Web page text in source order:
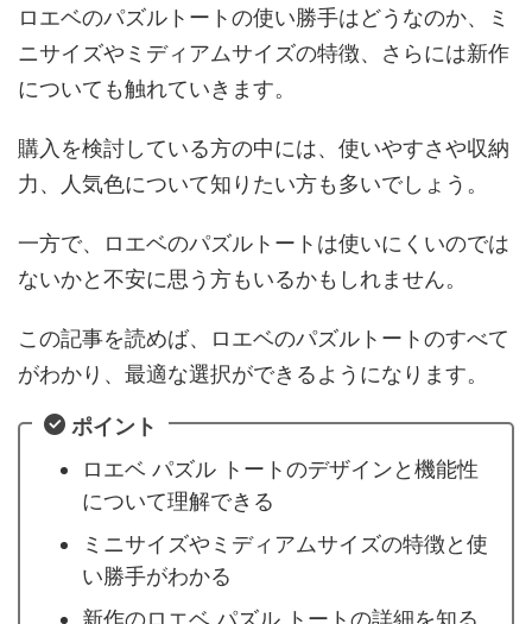
ロエベのパズルトートの使い勝手はどうなのか、ミ
ニサイズやミディアムサイズの特徴、さらには新作
についても触れていきます。
購入を検討している方の中には、使いやすさや収納
力、人気色について知りたい方も多いでしょう。
一方で、ロエベのパズルトートは使いにくいのでは
ないかと不安に思う方もいるかもしれません。
この記事を読めば、ロエベのパズルトートのすべて
がわかり、最適な選択ができるようになります。
ポイント
ロエベ パズル トートのデザインと機能性
について理解できる
ミニサイズやミディアムサイズの特徴と使
い勝手がわかる
新作のロエベ パズル トートの詳細を知る